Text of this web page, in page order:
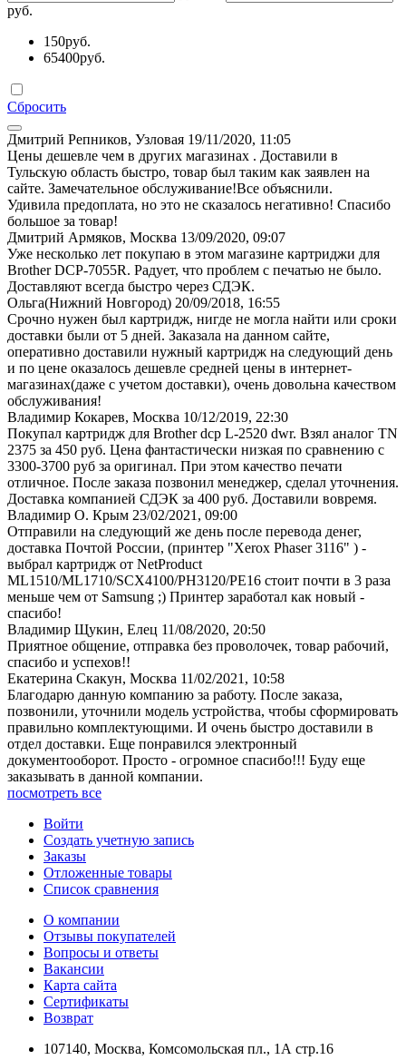
руб.
150руб.
65400руб.
Сбросить
Дмитрий Репников, Узловая 19/11/2020, 11:05
Цены дешевле чем в других магазинах . Доставили в
Тульскую область быстро, товар был таким как заявлен на
сайте. Замечательное обслуживание!Все объяснили.
Удивила предоплата, но это не сказалось негативно! Спасибо
большое за товар!
Дмитрий Армяков, Москва 13/09/2020, 09:07
Уже несколько лет покупаю в этом магазине картриджи для
Brother DCP-7055R. Радует, что проблем с печатью не было.
Доставляют всегда быстро через СДЭК.
Ольга(Нижний Новгород) 20/09/2018, 16:55
Срочно нужен был картридж, нигде не могла найти или сроки
доставки были от 5 дней. Заказала на данном сайте,
оперативно доставили нужный картридж на следующий день
и по цене оказалось дешевле средней цены в интернет-
магазинах(даже с учетом доставки), очень довольна качеством
обслуживания!
Владимир Кокарев, Москва 10/12/2019, 22:30
Покупал картридж для Brother dcp L-2520 dwr. Взял аналог TN
2375 за 450 руб. Цена фантастически низкая по сравнению с
3300-3700 руб за оригинал. При этом качество печати
отличное. После заказа позвонил менеджер, сделал уточнения.
Доставка компанией СДЭК за 400 руб. Доставили вовремя.
Владимир О. Крым 23/02/2021, 09:00
Отправили на следующий же день после перевода денег,
доставка Почтой России, (принтер "Xerox Phaser 3116" ) -
выбрал картридж от NetProduct
ML1510/ML1710/SCX4100/PH3120/PE16 стоит почти в 3 раза
меньше чем от Samsung ;) Принтер заработал как новый -
спасибо!
Владимир Щукин, Елец 11/08/2020, 20:50
Приятное общение, отправка без проволочек, товар рабочий,
спасибо и успехов!!
Екатерина Скакун, Москва 11/02/2021, 10:58
Благодарю данную компанию за работу. После заказа,
позвонили, уточнили модель устройства, чтобы сформировать
правильно комплектующими. И очень быстро доставили в
отдел доставки. Еще понравился электронный
документооборот. Просто - огромное спасибо!!! Буду еще
заказывать в данной компании.
посмотреть все
Войти
Создать учетную запись
Заказы
Отложенные товары
Список сравнения
О компании
Отзывы покупателей
Вопросы и ответы
Вакансии
Карта сайта
Сертификаты
Возврат
107140, Москва, Комсомольская пл., 1А стр.16